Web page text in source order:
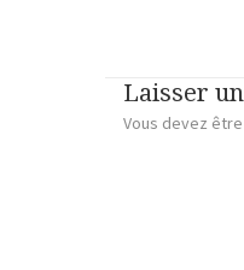
Laisser
Vous devez